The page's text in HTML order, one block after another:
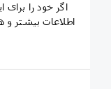
اگر خود را
اطلاعات بیشتر و